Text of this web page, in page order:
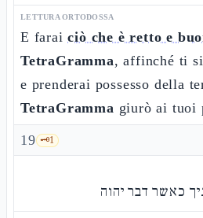
LETTURA ORTODOSSA
E faraiciò che è retto e
TetraGramma, affinché ti
e prenderai possesso della
TetraGramma giurò ai tuoi
19 🗝️1
כאשר דבר יהוה